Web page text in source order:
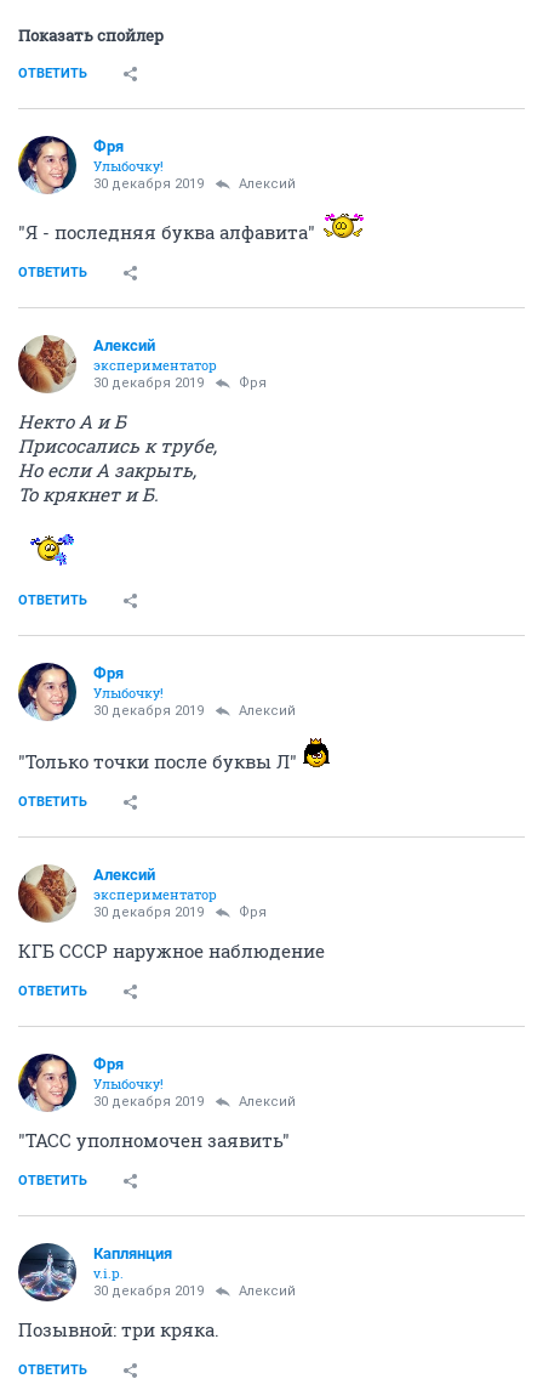
Показать спойлер
ОТВЕТИТЬ
Фря
Улыбочку!
30 декабря 2019 Алексий
"Я - последняя буква алфавита"
ОТВЕТИТЬ
Алексий
экспериментатор
30 декабря 2019 Фря
Некто А и Б
Присосались к трубе,
Но если А закрыть,
То крякнет и Б.
ОТВЕТИТЬ
Фря
Улыбочку!
30 декабря 2019 Алексий
"Только точки после буквы Л"
ОТВЕТИТЬ
Алексий
экспериментатор
30 декабря 2019 Фря
КГБ СССР наружное наблюдение
ОТВЕТИТЬ
Фря
Улыбочку!
30 декабря 2019 Алексий
"ТАСС уполномочен заявить"
ОТВЕТИТЬ
Каплянция
v.i.p.
30 декабря 2019 Алексий
Позывной: три кряка.
ОТВЕТИТЬ